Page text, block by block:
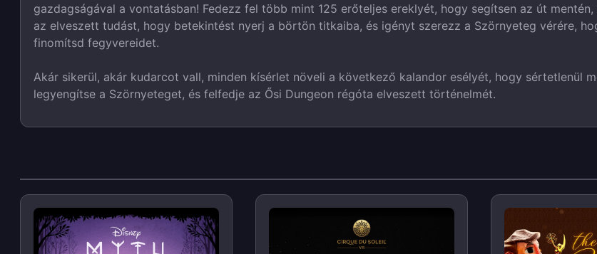
gazdagságával a vontatásban! Fedezz fel több mint 125 erőteljes ereklyét, hogy segítsen az út
az elveszett tudást, hogy betekintést nyerj a börtön titkaiba, és igényt szerezz a Szörnyeteg vérére,
finomítsd fegyvereidet.
Akár sikerül, akár kudarcot vall, minden kísérlet növeli a következő kalandor esélyét, hogy sértetlenül
legyengítse a Szörnyeteget, és felfedje az Ősi Dungeon régóta elveszett történelmét.